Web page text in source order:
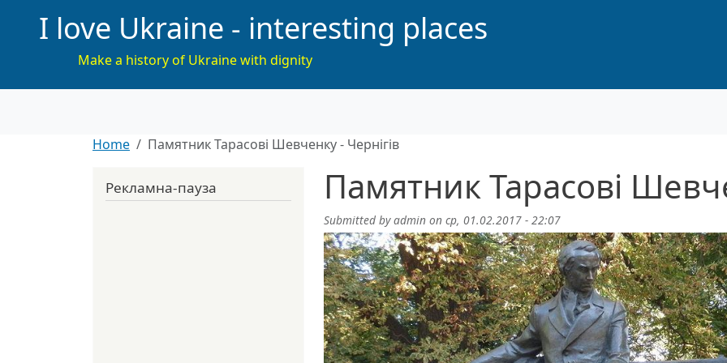
I love Ukraine - interesting places
Make a history of Ukraine with dignity
Home
Памятник Тарасові Шевченку - Чернігів
Памятник Тарасові
Submitted byadmin on ср, 01.02.2017 - 22:07
Рекламна-пауза